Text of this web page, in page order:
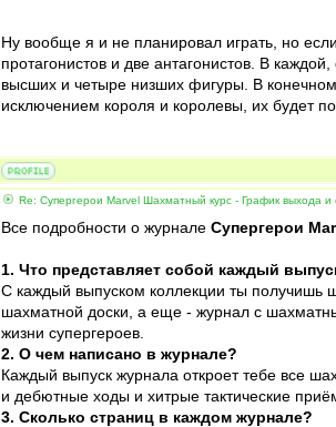
Ну вообще я и не планировал играть, но
протагонистов и две антагонистов. В
высших и четыре низших фигуры. В
исключением короля и королевы, их будет
Re: Супергерои Marvel Шахматный курс - График выхода и
Все подробности о журнале Супергерои
1. Что представляет собой каждый
С каждый выпуском коллекции ты получишь
шахматной доски, а еще - журнал с
жизни супергероев.
2. О чем написано в журнале?
Каждый выпуск журнала откроет тебе все
и дебютные ходы и хитрые тактические
3. Сколько страниц в каждом журнале?